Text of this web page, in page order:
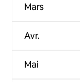
Mars
Avr.
Mai